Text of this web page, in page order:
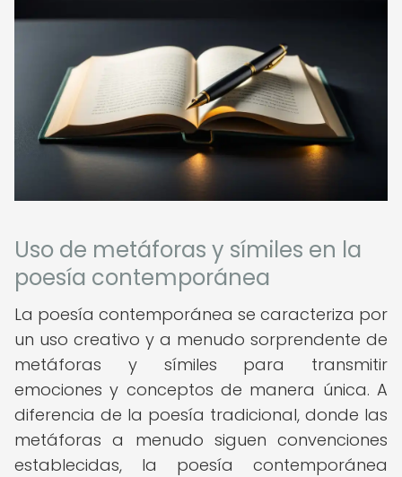
Uso de metáforas y símiles en la
poesía contemporánea
La poesía contemporánea se caracteriza por
un uso creativo y a menudo sorprendente de
metáforas y símiles para transmitir
emociones y conceptos de manera única. A
diferencia de la poesía tradicional, donde las
metáforas a menudo siguen convenciones
establecidas, la poesía contemporánea